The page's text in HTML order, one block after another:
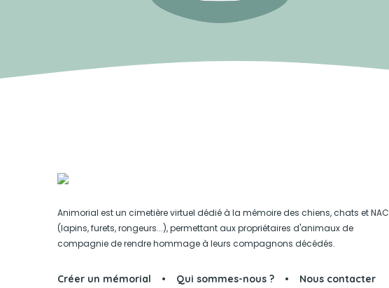
Animorial est un cimetière virtuel dédié à la mémoire des chiens, chats et NAC
(lapins, furets, rongeurs...), permettant aux propriétaires d'animaux de
compagnie de rendre hommage à leurs compagnons décédés.
Créer un mémorial Qui sommes-nous ? Nous contacter